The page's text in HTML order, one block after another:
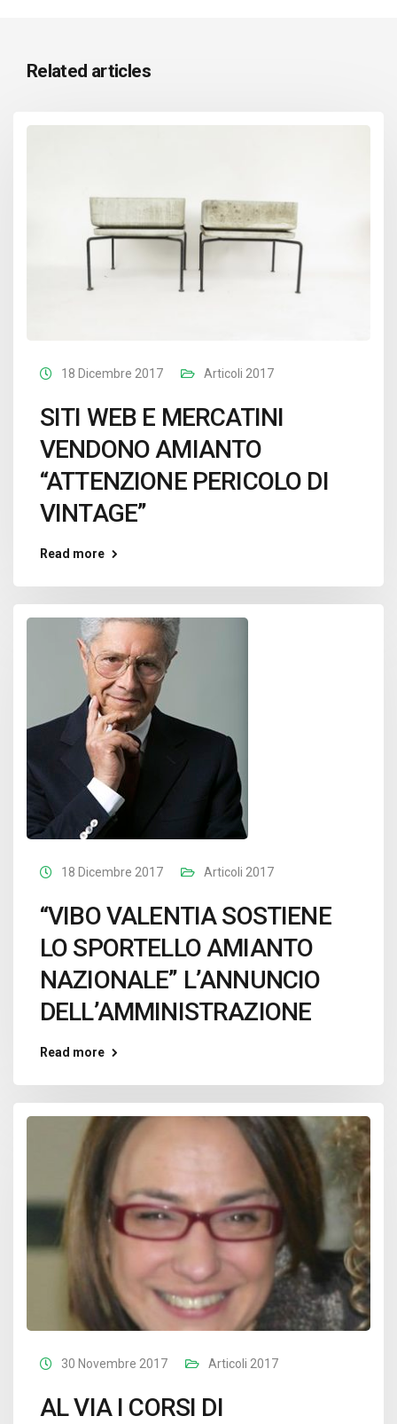
Related articles
18 Dicembre 2017 Articoli 2017
SITI WEB E MERCATINI
VENDONO AMIANTO
“ATTENZIONE PERICOLO DI
VINTAGE”
Read more
18 Dicembre 2017 Articoli 2017
“VIBO VALENTIA SOSTIENE
LO SPORTELLO AMIANTO
NAZIONALE” L’ANNUNCIO
DELL’AMMINISTRAZIONE
Read more
30 Novembre 2017 Articoli 2017
AL VIA I CORSI DI